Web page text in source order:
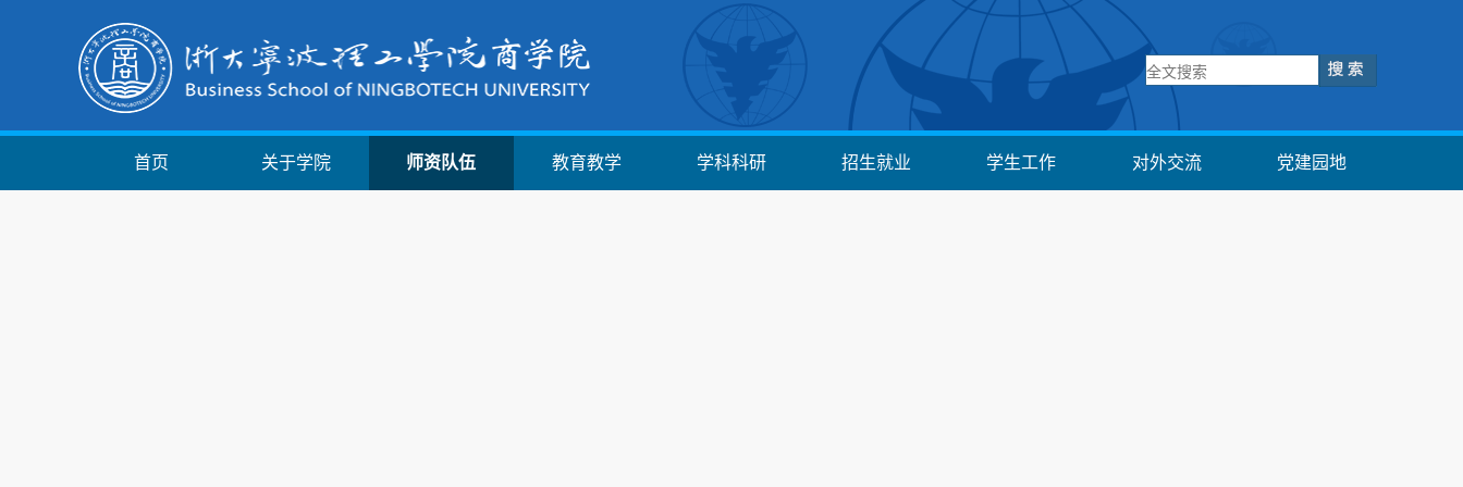
首页 关于学院 师资队伍 教育教学 学科科研 招生就业 学生工作 对外交流 党建园地